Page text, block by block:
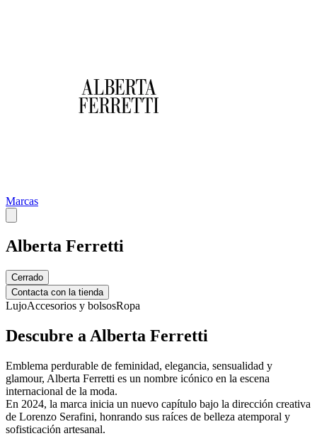
Marcas
Alberta Ferretti
Cerrado
Contacta con la tienda
LujoAccesorios y bolsosRopa
Descubre a Alberta Ferretti
Emblema perdurable de feminidad, elegancia, sensualidad y
glamour, Alberta Ferretti es un nombre icónico en la escena
internacional de la moda.
En 2024, la marca inicia un nuevo capítulo bajo la dirección creativa
de Lorenzo Serafini, honrando sus raíces de belleza atemporal y
sofisticación artesanal.